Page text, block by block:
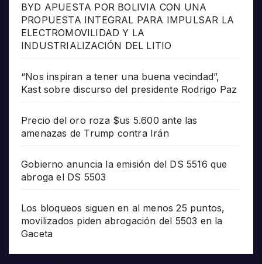
BYD APUESTA POR BOLIVIA CON UNA
PROPUESTA INTEGRAL PARA IMPULSAR LA
ELECTROMOVILIDAD Y LA
INDUSTRIALIZACIÓN DEL LITIO
“Nos inspiran a tener una buena vecindad”,
Kast sobre discurso del presidente Rodrigo Paz
Precio del oro roza $us 5.600 ante las
amenazas de Trump contra Irán
Gobierno anuncia la emisión del DS 5516 que
abroga el DS 5503
Los bloqueos siguen en al menos 25 puntos,
movilizados piden abrogación del 5503 en la
Gaceta